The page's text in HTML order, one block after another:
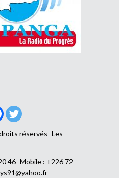
réservés- Les
46- Mobile : +226 72